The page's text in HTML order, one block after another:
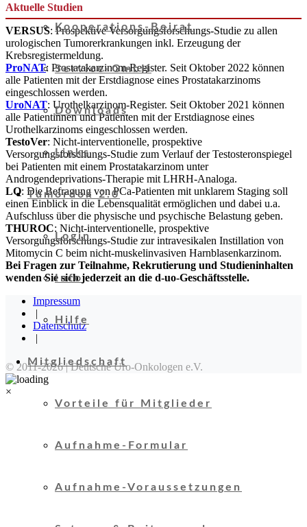
Kooperations-Beirat
Service-GmbH
Downloads
Links
Tumordok 2.0
Login
Info
Hilfe
Mitgliedschaft
Vorteile für Mitglieder
Aufnahme-Formular
Aufnahme-Voraussetzungen
September 2020: d-uo erhält Ernst-Fürstenheim-
Förderpreis
Juli 2020: Interview mit Prof. Christian Doehn
September 2019: Rahmenvereinbarung d-uo – DGU
Juni 2019: d-uo-Fortbildungsinitiative geht weiter
Dezember 2018: d-uo-Fortbildungsinitiative gestartet
August 2018: IQUO wird d-uo
Mai 2018: Neues Tumordokumentations-System
Januar 2018: Neue Geschäftsführung
Juni 2017: Neuer Vorstand
Aktuelle Studien
VERSUS: Prospektive Versorgungsforschungs-Studie zu allen
urologischen Tumorerkrankungen inkl. Erzeugung der
Krebsregistermeldung.
ProNAT: Prostatakarzinom-Register. Seit Oktober 2022 können
alle Patienten mit der Erstdiagnose eines Prostatakarzinoms
eingeschlossen werden.
UroNAT: Urothelkarzinom-Register. Seit Oktober 2021 können
alle Patientinnen und Patienten mit der Erstdiagnose eines
Urothelkarzinoms eingeschlossen werden.
TestoVer: Nicht-interventionelle, prospektive
Versorgungsforschungs-Studie zum Verlauf der Testosteronspiegel
bei Patienten mit einem Prostatakarzinom unter
Androgendeprivations-Therapie mit LHRH-Analoga.
LQ: Die Befragung von PCa-Patienten mit unklarem Staging soll
einen Einblick in die Lebensqualität ermöglichen und dabei u.a.
Aufschluss über die physische und psychische Belastung geben.
THUROC: Nicht-interventionelle, prospektive
Versorgungsforschungs-Studie zur intravesikalen Instillation von
Mitomycin C beim nicht-muskelinvasiven Harnblasenkarzinom.
Bei Fragen zur Teilnahme, Rekrutierung und Studieninhalten
wenden Sie sich jederzeit an die d-uo-Geschäftsstelle.
Impressum
|
Datenschutz
|
×